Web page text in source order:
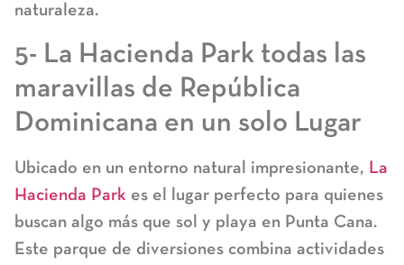
naturaleza.
5- La Hacienda Park todas las
maravillas de República
Dominicana en un solo Lugar
Ubicado en un entorno natural impresionante, La
Hacienda Park es el lugar perfecto para quienes
buscan algo más que sol y playa en Punta Cana.
Este parque de diversiones combina actividades